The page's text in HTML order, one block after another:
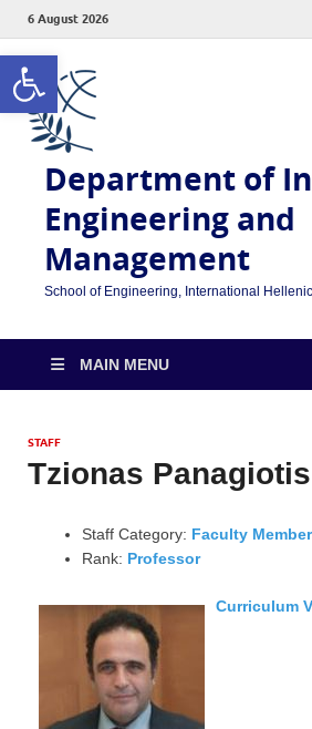
Open toolbar
6 August 2026
Department of
Engineering and
Management
School of Engineering, International
MAIN MENU
STAFF
Tzionas Panagiotis
Staff Category: Faculty
Rank: Professor
Curriculum